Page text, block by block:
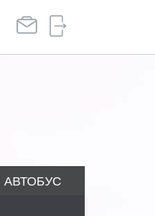
АВТОБУС